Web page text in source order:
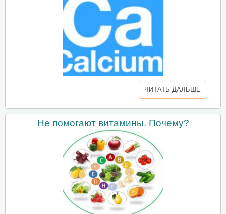
ЧИТАТЬ ДАЛЬШЕ
Не помогают витамины. Почему?